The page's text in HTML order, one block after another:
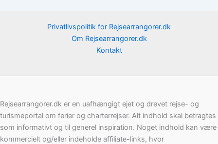
Privatlivspolitik for Rejsearrangorer.dk
Om Rejsearrangorer.dk
Kontakt
Rejsearrangorer.dk er en uafhængigt ejet og drevet rejse- og
turismeportal om ferier og charterrejser. Alt indhold skal betragtes
som informativt og til generel inspiration. Noget indhold kan være
kommercielt og/eller indeholde affiliate-links, hvor